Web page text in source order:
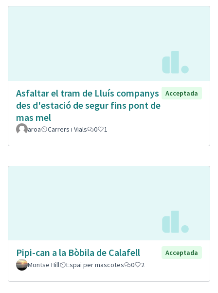
Asfaltar el tram de Lluís companys
des d'estació de segur fins pont de
mas mel
Acceptada
aroa Carrers i Vials 0 1
Pipi-can a la Bòbila de Calafell
Acceptada
Montse Hill
Espai per mascotes 0 2